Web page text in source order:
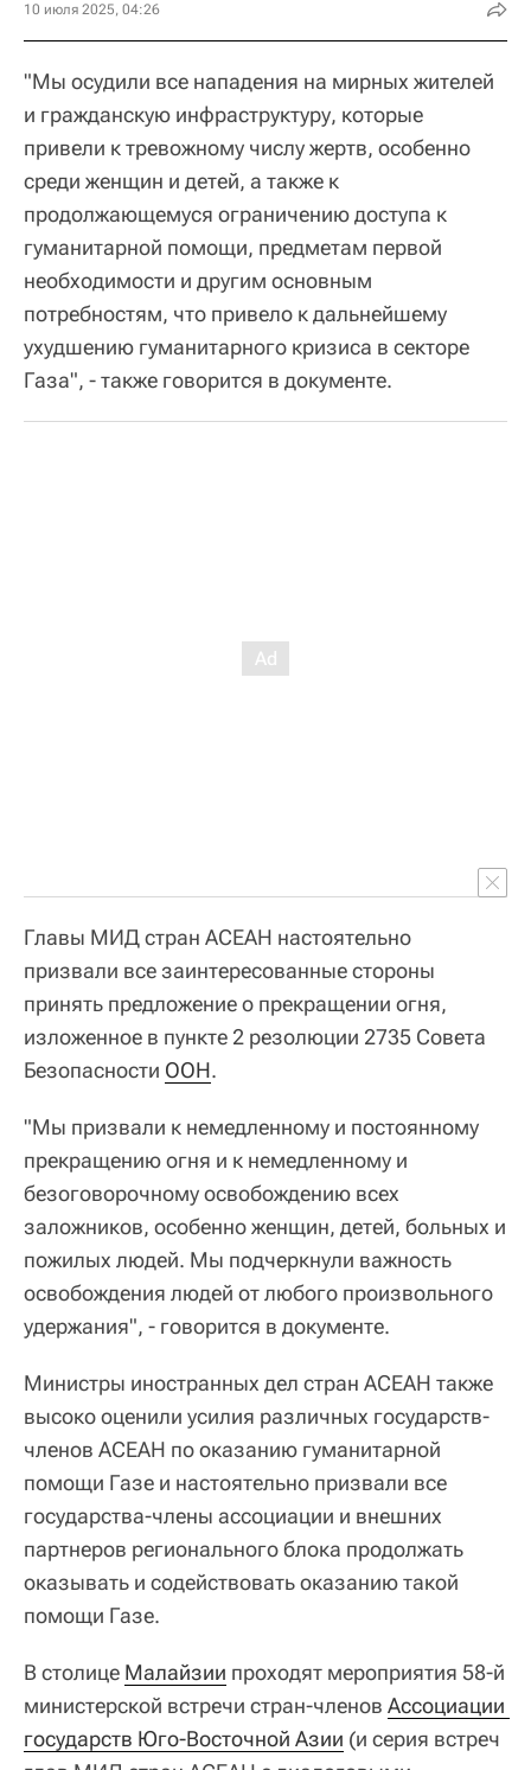
10 июля 2025, 04:26
"Мы осудили все нападения на мирных жителей
и гражданскую инфраструктуру, которые
привели к тревожному числу жертв, особенно
среди женщин и детей, а также к
продолжающемуся ограничению доступа к
гуманитарной помощи, предметам первой
необходимости и другим основным
потребностям, что привело к дальнейшему
ухудшению гуманитарного кризиса в секторе
Газа", - также говорится в документе.
Главы МИД стран АСЕАН настоятельно
призвали все заинтересованные стороны
принять предложение о прекращении огня,
изложенное в пункте 2 резолюции 2735 Совета
Безопасности ООН.
"Мы призвали к немедленному и постоянному
прекращению огня и к немедленному и
безоговорочному освобождению всех
заложников, особенно женщин, детей, больных и
пожилых людей. Мы подчеркнули важность
освобождения людей от любого произвольного
удержания", - говорится в документе.
Министры иностранных дел стран АСЕАН также
высоко оценили усилия различных государств-
членов АСЕАН по оказанию гуманитарной
помощи Газе и настоятельно призвали все
государства-члены ассоциации и внешних
партнеров регионального блока продолжать
оказывать и содействовать оказанию такой
помощи Газе.
В столице Малайзии проходят мероприятия 58-й
министерской встречи стран-членов Ассоциации
государств Юго-Восточной Азии (и серия встреч